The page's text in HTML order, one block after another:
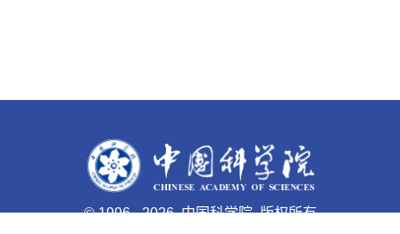
© 1996 -2026 中国科学院 版权所有